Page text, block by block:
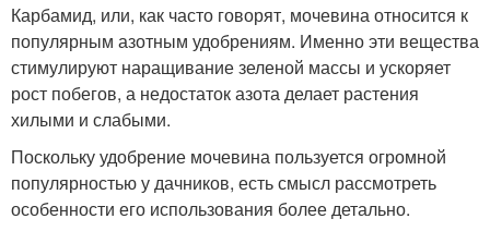
Карбамид, или, как часто говорят, мочевина относится к
популярным азотным удобрениям. Именно эти вещества
стимулируют наращивание зеленой массы и ускоряет
рост побегов, а недостаток азота делает растения
хилыми и слабыми.
Поскольку удобрение мочевина пользуется огромной
популярностью у дачников, есть смысл рассмотреть
особенности его использования более детально.